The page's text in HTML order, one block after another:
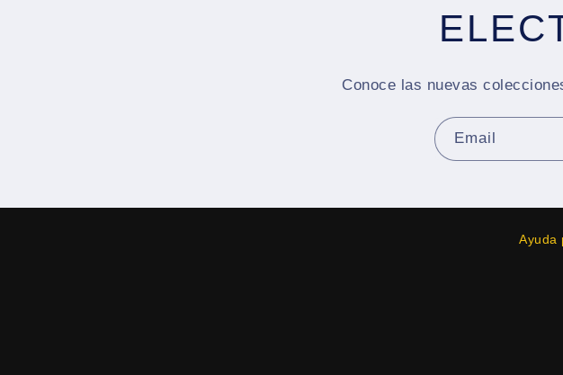
Conoce las nuevas
Email
Ayuda